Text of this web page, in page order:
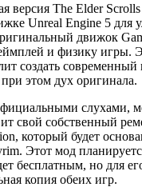
версия The Elder
Unreal Engine 5 для
движок
и физику игры.
создать современный
этом дух оригинала.
слухами,
свой собственный
который будет
Этот мод
бесплатным, но для
копия обеих игр.